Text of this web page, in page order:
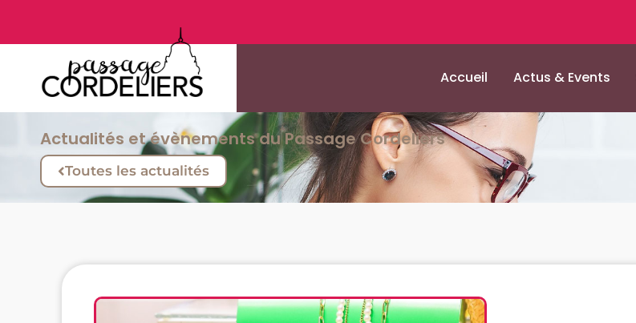
Accueil Actus & Events
Actualités et évènements du Passage Cordeliers
Toutes les actualités